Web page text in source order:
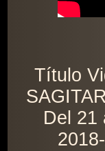
Título
Del 21